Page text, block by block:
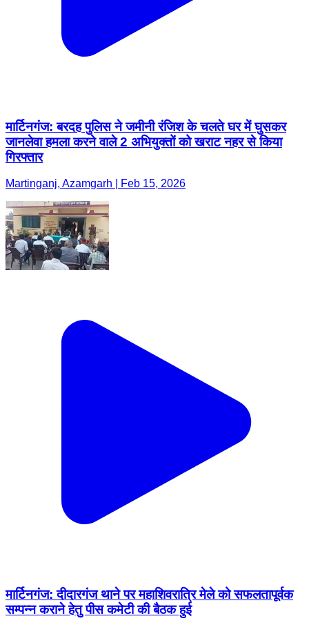
मार्टिनगंज: बरदह पुलिस ने जमीनी रंजिश के चलते घर में घुसकर
जानलेवा हमला करने वाले 2 अभियुक्तों को खराट नहर से किया
गिरफ्तार
Martinganj, Azamgarh | Feb 15, 2026
मार्टिनगंज: दीदारगंज थाने पर महाशिवरात्रि मेले को सफलतापूर्वक
सम्पन्न कराने हेतु पीस कमेटी की बैठक हुई